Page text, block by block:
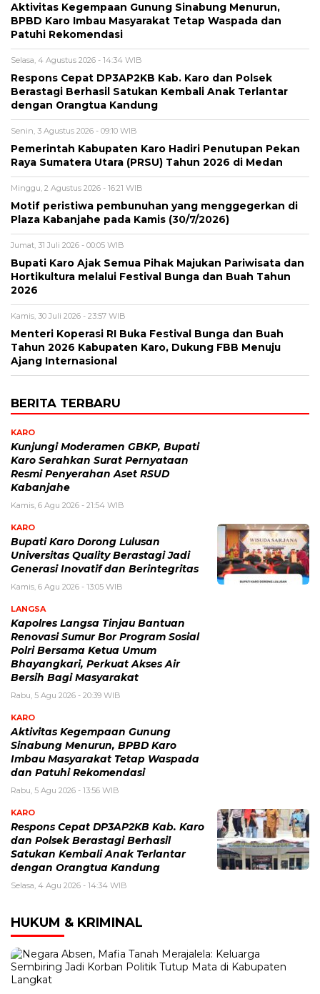
Aktivitas Kegempaan Gunung Sinabung Menurun,
BPBD Karo Imbau Masyarakat Tetap Waspada dan
Patuhi Rekomendasi
Selasa, 4 Agustus 2026 - 14:34 WIB
Respons Cepat DP3AP2KB Kab. Karo dan Polsek
Berastagi Berhasil Satukan Kembali Anak Terlantar
dengan Orangtua Kandung
Senin, 3 Agustus 2026 - 09:10 WIB
Pemerintah Kabupaten Karo Hadiri Penutupan Pekan
Raya Sumatera Utara (PRSU) Tahun 2026 di Medan
Minggu, 2 Agustus 2026 - 16:21 WIB
Motif peristiwa pembunuhan yang menggegerkan di
Plaza Kabanjahe pada Kamis (30/7/2026)
Jumat, 31 Juli 2026 - 00:05 WIB
Bupati Karo Ajak Semua Pihak Majukan Pariwisata dan
Hortikultura melalui Festival Bunga dan Buah Tahun
2026
Kamis, 30 Juli 2026 - 23:57 WIB
Menteri Koperasi RI Buka Festival Bunga dan Buah
Tahun 2026 Kabupaten Karo, Dukung FBB Menuju
Ajang Internasional
BERITA TERBARU
KARO
Kunjungi Moderamen GBKP, Bupati
Karo Serahkan Surat Pernyataan
Resmi Penyerahan Aset RSUD
Kabanjahe
Kamis, 6 Agu 2026 - 21:54 WIB
KARO
Bupati Karo Dorong Lulusan
Universitas Quality Berastagi Jadi
Generasi Inovatif dan Berintegritas
Kamis, 6 Agu 2026 - 13:05 WIB
LANGSA
Kapolres Langsa Tinjau Bantuan
Renovasi Sumur Bor Program Sosial
Polri Bersama Ketua Umum
Bhayangkari, Perkuat Akses Air
Bersih Bagi Masyarakat
Rabu, 5 Agu 2026 - 20:39 WIB
KARO
Aktivitas Kegempaan Gunung
Sinabung Menurun, BPBD Karo
Imbau Masyarakat Tetap Waspada
dan Patuhi Rekomendasi
Rabu, 5 Agu 2026 - 13:56 WIB
KARO
Respons Cepat DP3AP2KB Kab. Karo
dan Polsek Berastagi Berhasil
Satukan Kembali Anak Terlantar
dengan Orangtua Kandung
Selasa, 4 Agu 2026 - 14:34 WIB
HUKUM & KRIMINAL